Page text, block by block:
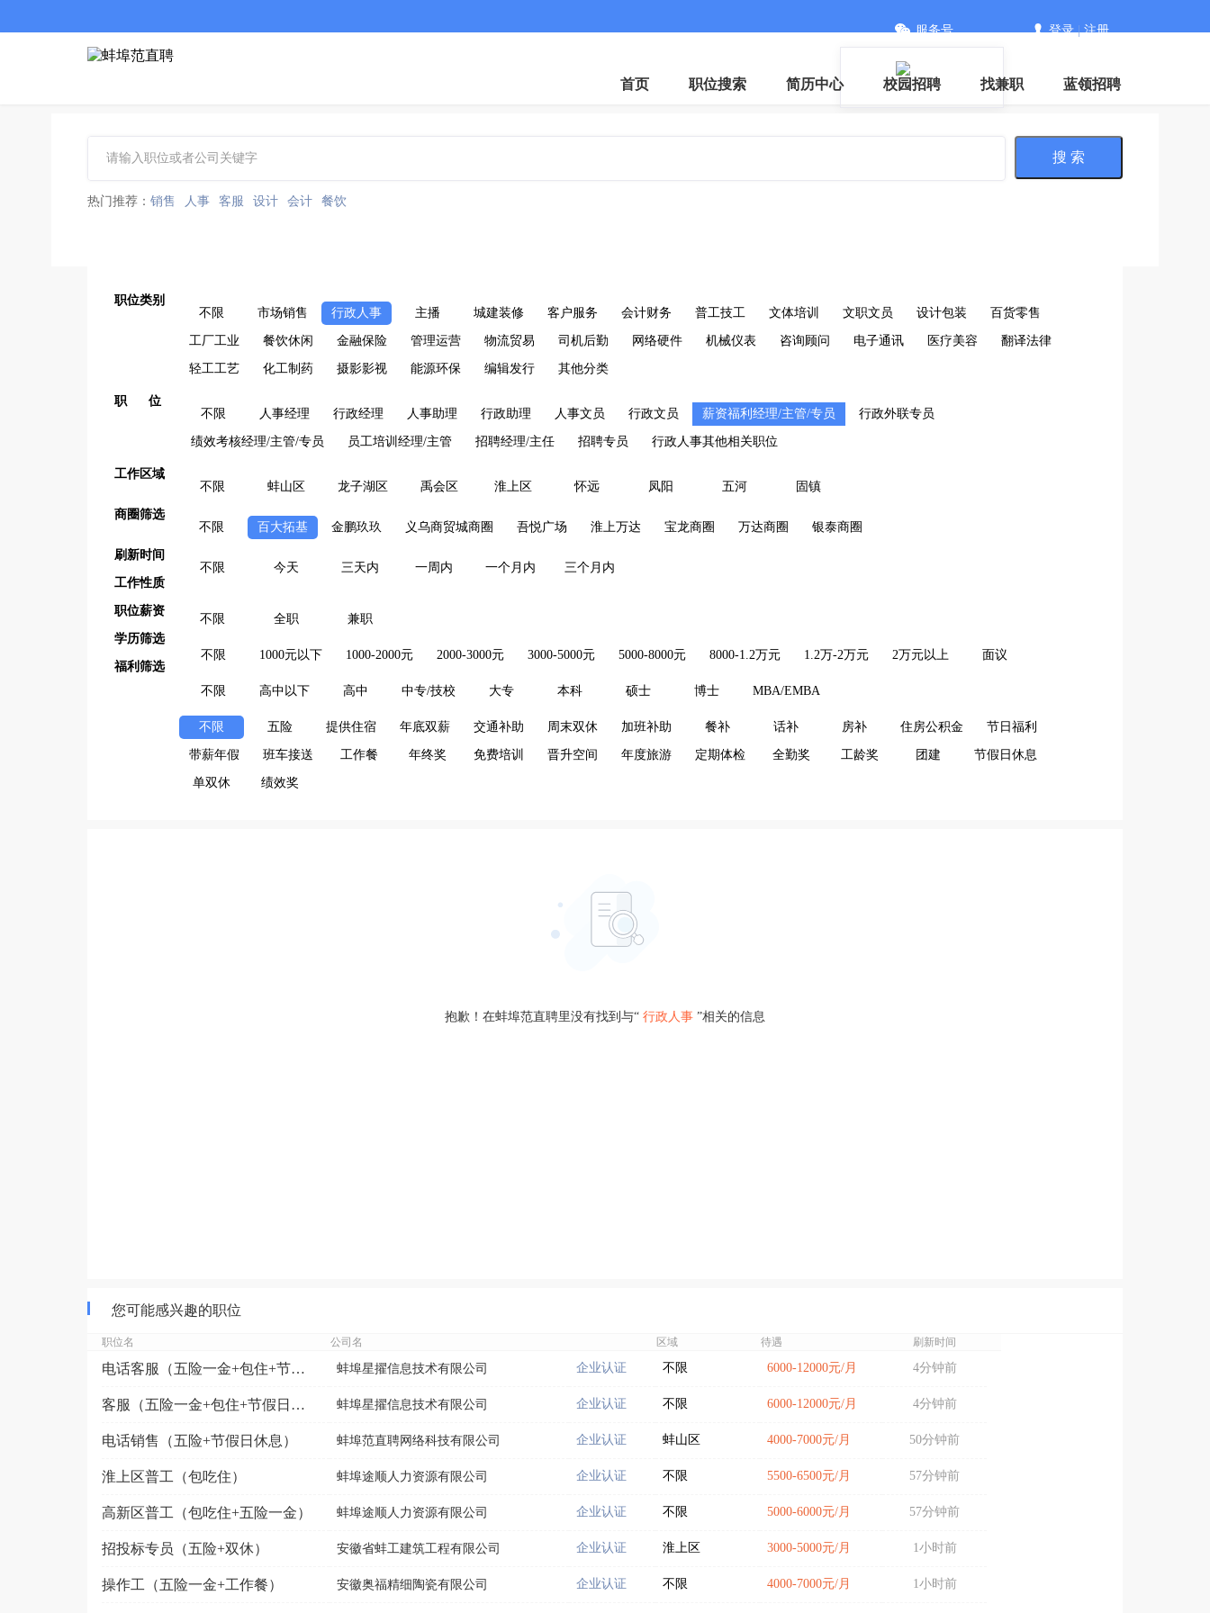
客服微信
服务号 登录|注册
首页 职位搜索 简历中心 校园招聘 找兼职 蓝领招聘
搜 索
热门推荐： 销售 人事 客服 设计 会计 餐饮
职位类别
不限
市场销售 行政人事 主播 城建装修 客户服务 会计财务 普工技工 文体培训 文职文员 设计包装 百货零售
工厂工业 餐饮休闲 金融保险 管理运营 物流贸易 司机后勤 网络硬件 机械仪表 咨询顾问 电子通讯 医疗美容 翻译法律
轻工工艺 化工制药 摄影影视 能源环保 编辑发行 其他分类
职 位
不限
人事经理 行政经理 人事助理 行政助理 人事文员 行政文员 薪资福利经理/主管/专员 行政外联专员
绩效考核经理/主管/专员 员工培训经理/主管 招聘经理/主任 招聘专员 行政人事其他相关职位
工作区域
不限
蚌山区 龙子湖区 禹会区 淮上区 怀远 凤阳 五河 固镇
商圈筛选
不限
百大拓基 金鹏玖玖 义乌商贸城商圈 吾悦广场 淮上万达 宝龙商圈 万达商圈 银泰商圈
刷新时间
不限
今天 三天内 一周内 一个月内
三个月内
工作性质
不限 全职 兼职
职位薪资
不限 1000元以下 1000-2000元 2000-3000元 3000-5000元 5000-8000元 8000-1.2万元 1.2万-2万元 2万元以上 面议
学历筛选
不限 高中以下 高中 中专/技校 大专 本科 硕士 博士 MBA/EMBA
福利筛选
不限 五险 提供住宿 年底双薪 交通补助 周末双休 加班补助 餐补 话补 房补 住房公积金 节日福利
带薪年假 班车接送 工作餐 年终奖 免费培训 晋升空间 年度旅游 定期体检 全勤奖 工龄奖 团建 节假日休息
单双休 绩效奖
抱歉！在蚌埠范直聘里没有找到与“ 行政人事 ”相关的信息
您可能感兴趣的职位
职位名 公司名 区域 待遇 刷新时间
电话客服（五险一金+包住+节假日福利） 蚌埠星擢信息技术有限公司 企业认证 不限 6000-12000元/月 4分钟前
客服（五险一金+包住+节假日福利） 蚌埠星擢信息技术有限公司 企业认证 不限 6000-12000元/月 4分钟前
电话销售（五险+节假日休息） 蚌埠范直聘网络科技有限公司 企业认证 蚌山区 4000-7000元/月 50分钟前
淮上区普工（包吃住） 蚌埠途顺人力资源有限公司 企业认证 不限 5500-6500元/月 57分钟前
高新区普工（包吃住+五险一金） 蚌埠途顺人力资源有限公司 企业认证 不限 5000-6000元/月 57分钟前
招投标专员（五险+双休） 安徽省蚌工建筑工程有限公司 企业认证 淮上区 3000-5000元/月 1小时前
操作工（五险一金+工作餐） 安徽奥福精细陶瓷有限公司 企业认证 不限 4000-7000元/月 1小时前